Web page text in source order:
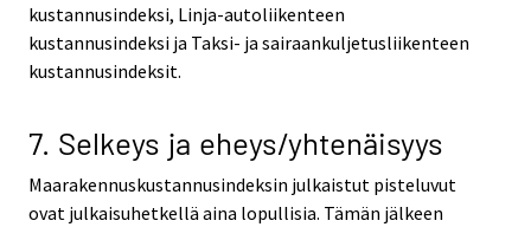
kustannusindeksi, Linja-autoliikenteen
kustannusindeksi ja Taksi- ja sairaankuljetusliikenteen
kustannusindeksit.
7. Selkeys ja eheys/yhtenäisyys
Maarakennuskustannusindeksin julkaistut pisteluvut
ovat julkaisuhetkellä aina lopullisia. Tämän jälkeen